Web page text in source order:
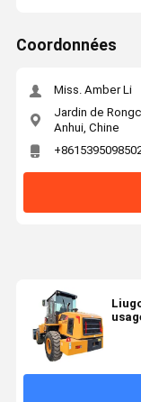
Coordonnées
Miss. Amber Li
Jardin de
Anhui, Chine